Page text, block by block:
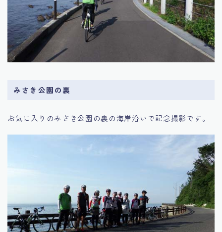
みさき公園の裏
お気に入りのみさき公園の裏の海岸沿いで記念撮影です。